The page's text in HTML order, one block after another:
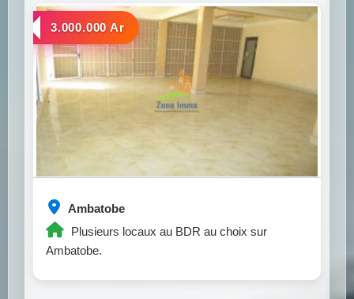
Ambatobe
Plusieurs locaux au BDR au choix sur
Ambatobe.
a louer
3.000.000 Ar